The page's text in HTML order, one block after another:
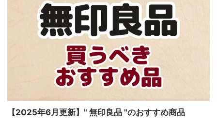
【2025年6月更新】" 無印良品 "のおすすめ商品